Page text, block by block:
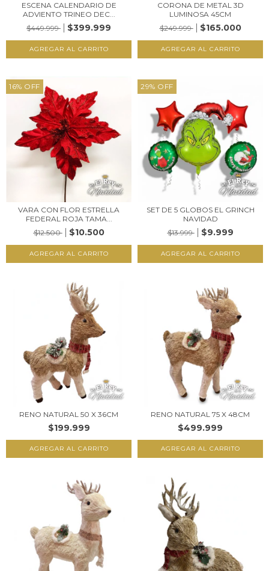
ESCENA CALENDARIO DE
ADVIENTO TRINEO DEC...
$449.999
$399.999
CORONA DE METAL 3D
LUMINOSA 45CM
$249.999
$165.000
16% OFF
VARA CON FLOR ESTRELLA
FEDERAL ROJA TAMA...
$12.500
$10.500
29% OFF
SET DE 5 GLOBOS EL GRINCH
NAVIDAD
$13.999
$9.999
RENO NATURAL 50 X 36CM
$199.999
RENO NATURAL 75 X 48CM
$499.999